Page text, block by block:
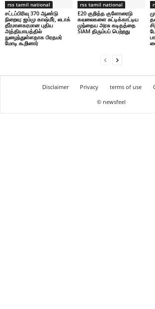
rss tamil national
சட்டப்பிரிவு 370 ஆண்டு
நிறைவு: ஜம்மு காஷ்மீர், லடாக்
தீர்மானகரமான புதிய
அத்தியாயத்தில்
நுழைந்துள்ளதாக பிரதமர்
மோடி கூறினார்
rss tamil national
E20 குறித்த குளோரைடு
கவலைகளை சுட்டிக்காட்டிய
முந்தைய அரசு கடிதத்தை
SIAM திரும்பப் பெற்றது
Disclaimer Privacy terms of use
© newsfeel